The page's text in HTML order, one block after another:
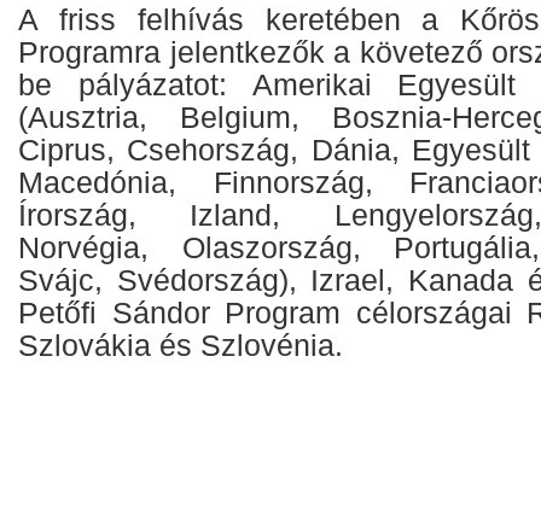
A friss felhívás keretében a
Programra jelentkezők a követező
be pályázatot: Amerikai Egyesült
(Ausztria, Belgium, Bosznia-
Ciprus, Csehország, Dánia,
Macedónia, Finnország,
Írország, Izland,
Norvégia, Olaszország,
Svájc, Svédország), Izrael, Kanada
Petőfi Sándor Program célországai
Szlovákia és Szlovénia.